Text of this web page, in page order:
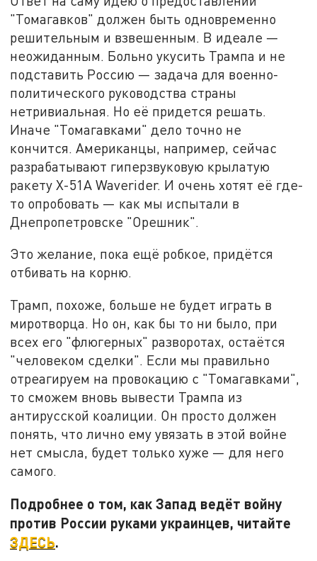
"Томагавков" должен быть одновременно
решительным и взвешенным. В идеале —
неожиданным. Больно укусить Трампа и не
подставить Россию — задача для военно-
политического руководства страны
нетривиальная. Но её придется решать.
Иначе "Томагавками" дело точно не
кончится. Американцы, например, сейчас
разрабатывают гиперзвуковую крылатую
ракету X-51A Waverider. И очень хотят её где-
то опробовать — как мы испытали в
Днепропетровске "Орешник".
Это желание, пока ещё робкое, придётся
отбивать на корню.
Трамп, похоже, больше не будет играть в
миротворца. Но он, как бы то ни было, при
всех его "флюгерных" разворотах, остаётся
"человеком сделки". Если мы правильно
отреагируем на провокацию с "Томагавками",
то сможем вновь вывести Трампа из
антирусской коалиции. Он просто должен
понять, что лично ему увязать в этой войне
нет смысла, будет только хуже — для него
самого.
Подробнее о том, как Запад ведёт войну
против России руками украинцев, читайте
ЗДЕСЬ.